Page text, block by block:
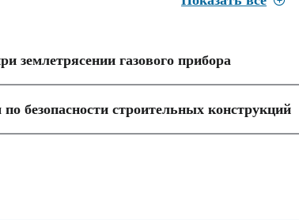
землетрясении газового прибора
безопасности строительных конструкций